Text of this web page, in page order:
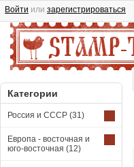
Войти или зарегистрироваться
Категории
Россия и СССР (31)
Европа - восточная и
юго-восточная (12)